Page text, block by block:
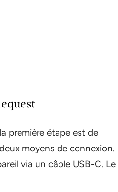
première étape est de
moyens de connexion.
via un câble USB-C. Le